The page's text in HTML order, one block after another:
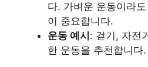
다. 가벼운 운동이라
이 중요합니다.
운동 예시 : 걷기, 자전
한 운동을 추천합니다.